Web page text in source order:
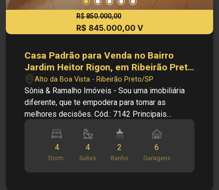
R$ 850.000,00
R$ 845.000,00 V
Casa Padrão para Venda no Bairro
Jardim Heitor Rigon, em Ribeirão Preto
SPAlto da Boa Vista - Ribeirão Preto/SP
Sônia & Ramalho Imóveis - Sou uma imobiliária
diferente, que te empodera para tomar as
melhores decisões. Cód.: 7142 Principais
da Boa Vista - Sala de TV - Sala de jantar dois
ambientes - Cozinha com armários - 04
dormitórios sendo os 4 suítes - 07 banheiros -
Escritório - Dependência de empregada -
4
Dorm.
4
Suítes
2
Banho
6
Garagens